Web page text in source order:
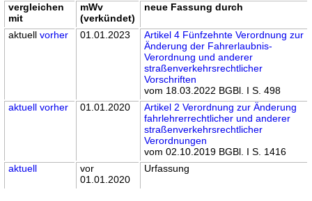
vergleichen
mit
mWv
(verkündet)
neue Fassung durch
aktuellvorher 01.01.2023
Artikel 4 Fünfzehnte Verordnung zur
Änderung der Fahrerlaubnis-
Verordnung und anderer
straßenverkehrsrechtlicher
Vorschriften
vom 18.03.2022 BGBl. I S. 498
aktuell vorher 01.01.2020
Artikel 2 Verordnung zur Änderung
fahrlehrerrechtlicher und anderer
straßenverkehrsrechtlicher
Verordnungen
vom 02.10.2019 BGBl. I S. 1416
aktuell
vor
01.01.2020
Urfassung